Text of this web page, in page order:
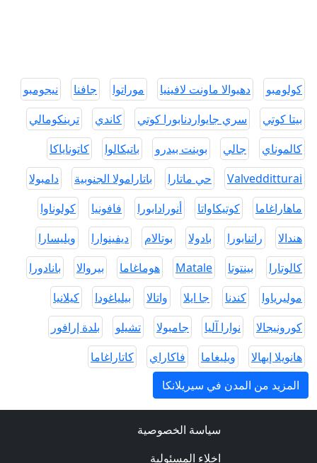
كولومبو دهيوالا ماونت لافينيا موراتوا جافنا
نيجومبو
بيتا كوتي
سري جايواردنابورا كوتي كاندي
ترينكومالي
كالموناي
جالي بوينت بيدرو باتيكالوا
كاتوناياكا
Valvedditturai
حي ماتارا باتارامولا الجنوبية
دامبولا
ماهاراغاما
كوتيكاواتا أنورادابورا فافونيا
كولوناوا
هندالا
راتنابورا بادولا بوتالام ديفينوارا
ويليسارا
كالوتارا
بينتوتا Matale هوماغاما بيروالا
بانادورا
موليرياوا
كندنا جا ايلا واتالا بيلياغودا
كيلانيا
كورونيجالا
نوارا آليا جامبولا تشيلو
بلدة إرافور
هانويلا إيهالا
ويليغاما فاكاراي
كاتاراغاما
المزيد من المدن في سيريلانكا
سياسة الخصوصية
اخلاء المسئولية